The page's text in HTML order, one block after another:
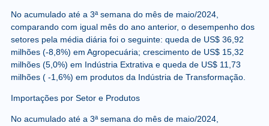
No acumulado até a 3ª semana do mês de maio/2024,
comparando com igual mês do ano anterior, o desempenho dos
setores pela média diária foi o seguinte: queda de US$ 36,92
milhões (-8,8%) em Agropecuária; crescimento de US$ 15,32
milhões (5,0%) em Indústria Extrativa e queda de US$ 11,73
milhões ( -1,6%) em produtos da Indústria de Transformação.
Importações por Setor e Produtos
No acumulado até a 3ª semana do mês de maio/2024,